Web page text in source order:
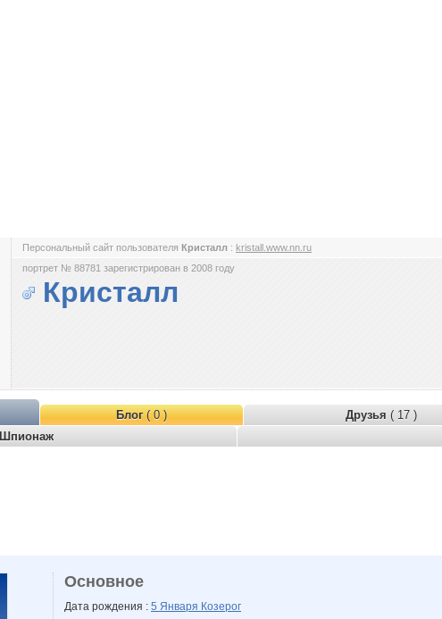
Персональный сайт пользователя Кристалл : kristall.www.nn.ru
портрет № 88781 зарегистрирован в 2008 году
Кристалл
Блог( 0 ) Друзья ( 17 )
Шпионаж
Основное
Дата рождения : 5 Января Козерог